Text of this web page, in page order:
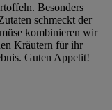
Besonders
schmeckt der
kombinieren wir
Kräutern für ihr
Guten Appetit!